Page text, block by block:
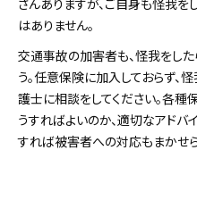
さんありますが、ご自身も怪我を
はありません。
交通事故の加害者も、怪我をした
う。任意保険に加入しておらず、
護士に相談をしてください。各
うすればよいのか、適切なアドバ
すれば被害者への対応もまかせら